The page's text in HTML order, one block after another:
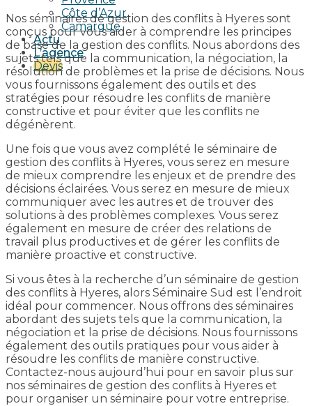
Côte d’Azur
Camargue
Actu
L’agence
Devis
Nos séminaires de gestion des conflits à Hyeres sont
conçus pour vous aider à comprendre les principes
de base de la gestion des conflits. Nous abordons des
sujets tels que la communication, la négociation, la
résolution de problèmes et la prise de décisions. Nous
vous fournissons également des outils et des
stratégies pour résoudre les conflits de manière
constructive et pour éviter que les conflits ne
dégénèrent.
Une fois que vous avez complété le séminaire de
gestion des conflits à Hyeres, vous serez en mesure
de mieux comprendre les enjeux et de prendre des
décisions éclairées. Vous serez en mesure de mieux
communiquer avec les autres et de trouver des
solutions à des problèmes complexes. Vous serez
également en mesure de créer des relations de
travail plus productives et de gérer les conflits de
manière proactive et constructive.
Si vous êtes à la recherche d’un séminaire de gestion
des conflits à Hyeres, alors Séminaire Sud est l’endroit
idéal pour commencer. Nous offrons des séminaires
abordant des sujets tels que la communication, la
négociation et la prise de décisions. Nous fournissons
également des outils pratiques pour vous aider à
résoudre les conflits de manière constructive.
Contactez-nous aujourd’hui pour en savoir plus sur
nos séminaires de gestion des conflits à Hyeres et
pour organiser un séminaire pour votre entreprise.